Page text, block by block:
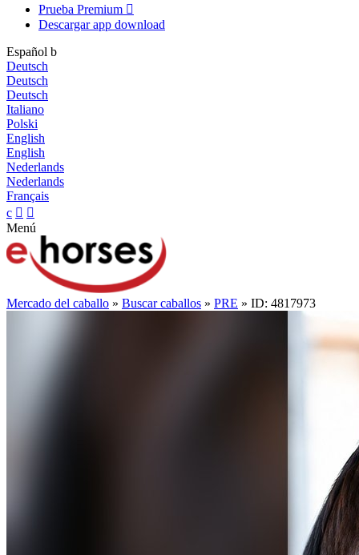
Prueba Premium 
Descargar app download
Español b
Deutsch
Deutsch
Deutsch
Italiano
Polski
English
English
Nederlands
Nederlands
Français
c  
Menú
Mercado del caballo » Buscar caballos » PRE » ID: 4817973